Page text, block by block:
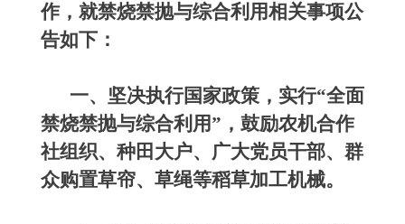
作，就禁烧禁抛与综合利用相关事项公
告如下：
一、坚决执行国家政策，实行“全面
禁烧禁抛与综合利用”，鼓励农机合作
社组织、种田大户、广大党员干部、群
众购置草帘、草绳等稻草加工机械。